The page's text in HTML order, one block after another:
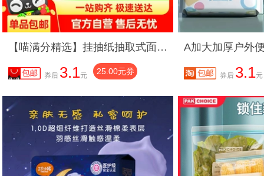
【喵满分精选】挂抽纸抽取式面巾纸800张1提/2提/3提家用餐巾纸
券后 3.1元 25.00元券 券后 3.1元